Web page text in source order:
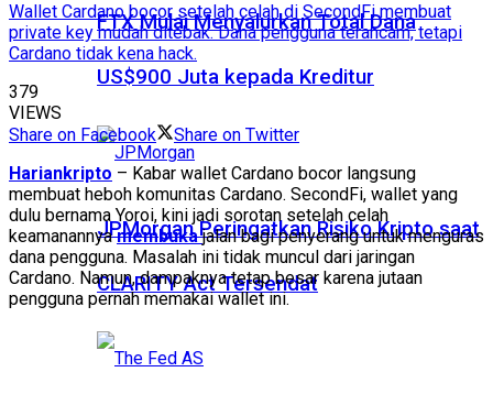
FTX Mulai Menyalurkan Total Dana
US$900 Juta kepada Kreditur
JPMorgan Peringatkan Risiko Kripto saat
CLARITY Act Tersendat
Wallet Cardano bocor setelah celah di SecondFi membuat
private key mudah ditebak. Dana pengguna terancam, tetapi
Cardano tidak kena hack.
379
VIEWS
Share on Facebook
Share on Twitter
Hariankripto – Kabar wallet Cardano bocor langsung
membuat heboh komunitas Cardano. SecondFi, wallet yang
dulu bernama Yoroi, kini jadi sorotan setelah celah
keamanannyamembukajalan bagi penyerang untuk menguras
dana pengguna. Masalah ini tidak muncul dari jaringan
Cardano. Namun, dampaknya tetap besar karena jutaan
pengguna pernah memakai wallet ini.